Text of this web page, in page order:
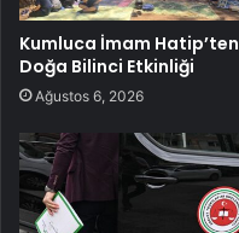
Kumluca İmam Hatip’ten
Doğa Bilinci Etkinliği
Ağustos 6, 2026